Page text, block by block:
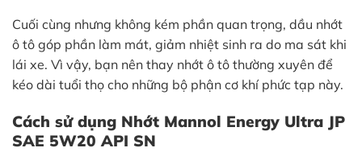
Cuối cùng nhưng không kém phần quan trọng, dầu nhớt
ô tô góp phần làm mát, giảm nhiệt sinh ra do ma sát khi
lái xe. Vì vậy, bạn nên thay nhớt ô tô thường xuyên để
kéo dài tuổi thọ cho những bộ phận cơ khí phức tạp này.
Cách sử dụng Nhớt Mannol Energy Ultra JP
SAE 5W20 API SN